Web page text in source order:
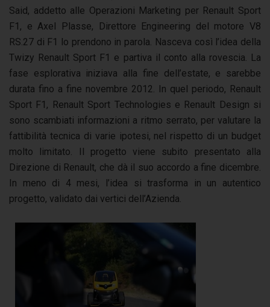
Said, addetto alle Operazioni Marketing per Renault Sport
F1, e Axel Plasse, Direttore Engineering del motore V8
RS.27 di F1 lo prendono in parola. Nasceva così l’idea della
Twizy Renault Sport F1 e partiva il conto alla rovescia. La
fase esplorativa iniziava alla fine dell’estate, e sarebbe
durata fino a fine novembre 2012. In quel periodo, Renault
Sport F1, Renault Sport Technologies e Renault Design si
sono scambiati informazioni a ritmo serrato, per valutare la
fattibilità tecnica di varie ipotesi, nel rispetto di un budget
molto limitato. Il progetto viene subito presentato alla
Direzione di Renault, che dà il suo accordo a fine dicembre.
In meno di 4 mesi, l’idea si trasforma in un autentico
progetto, validato dai vertici dell’Azienda.